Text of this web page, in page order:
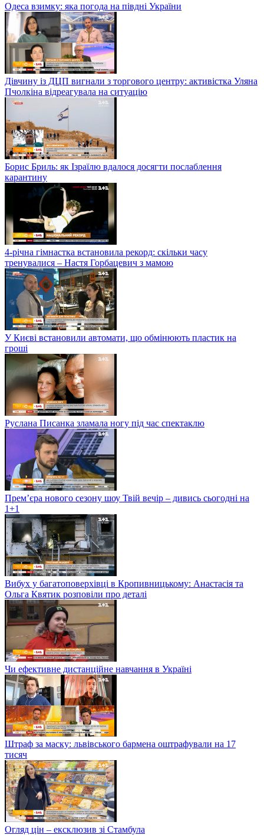
Одеса взимку: яка погода на півдні України
Дівчину із ДЦП вигнали з торгового центру: активістка Уляна
Пчолкіна відреагувала на ситуацію
Борис Бриль: як Ізраїлю вдалося досягти послаблення
карантину
4-річна гімнастка встановила рекорд: скільки часу
тренувалися – Настя Горбацевич з мамою
У Києві встановили автомати, що обмінюють пластик на
гроші
Руслана Писанка зламала ногу під час спектаклю
Прем’єра нового сезону шоу Твій вечір – дивись сьогодні на
1+1
Вибух у багатоповерхівці в Кропивницькому: Анастасія та
Ольга Квятик розповіли про деталі
Чи ефективне дистанційне навчання в Україні
Штраф за маску: львівського бармена оштрафували на 17
тисяч
Огляд цін – ексклюзив зі Стамбула